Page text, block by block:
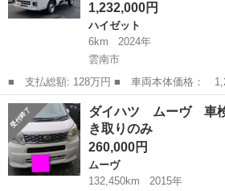
1,232,000円
ハイゼット
6km
2024年
雲南市
■ 支払総額: 128万円 ■ 車両本体価格： 1,232,000 円 ■ メーカー
名： ダイハツ ■ 車種名： ハイゼットト
名： エクストラ ４ＷＤ ５速ＭＴ 衝突
アランスソナー...
島根 雲南市 ハイゼット
ダイハツ ムーヴ 車
き取りのみ
260,000円
ムーヴ
132,450km
2015年